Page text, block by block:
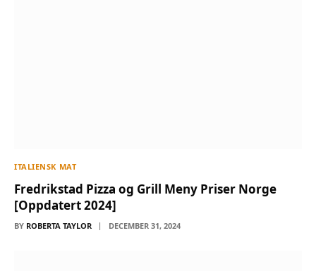
ITALIENSK MAT
Fredrikstad Pizza og Grill Meny Priser Norge
[Oppdatert 2024]
BY ROBERTA TAYLOR DECEMBER 31, 2024